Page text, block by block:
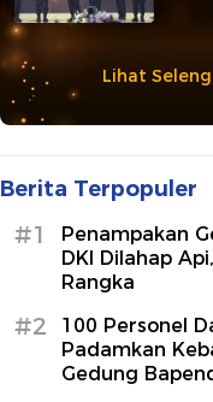
Lihat
Berita Terpopuler
#1
Penampakan
DKI Dilahap
Rangka
#2
100 Personel
Padamkan
Gedung